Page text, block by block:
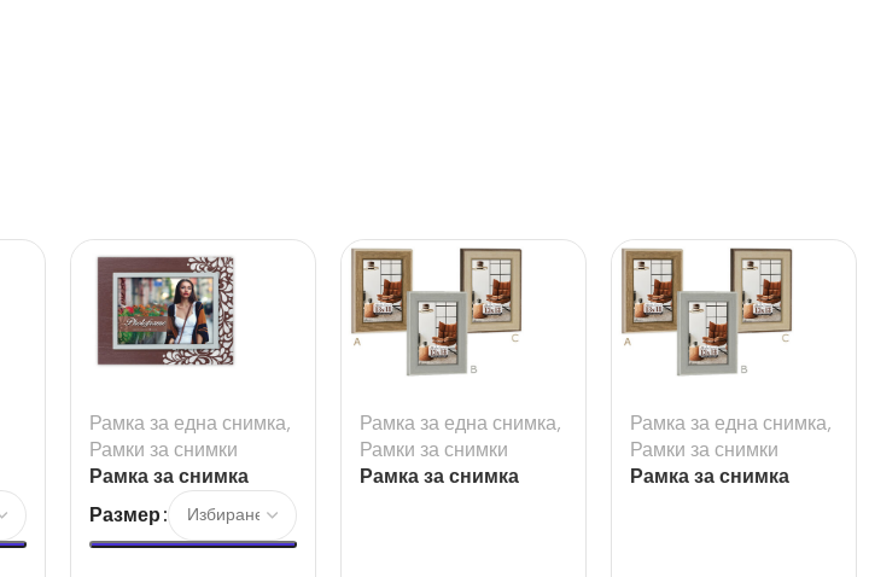
Рамка за една снимка,
Рамки за снимки
Рамка за снимка
Faenza coffee
Размер
Рамка за една снимка,
Рамки за снимки
Рамка за снимка
Рамка за една снимка,
Рамки за снимки
Рамка за снимка